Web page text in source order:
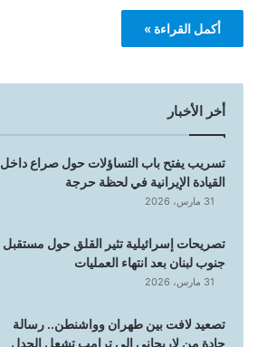
أكمل القراءة »
أخر الأخبار
تسريب يفتح باب التساؤلات حول صراع داخل
القيادة الإيرانية في لحظة حرجة
31 مارس، 2026
تصريحات إسرائيلية تثير القلق حول مستقبل
جنوب لبنان بعد انتهاء العمليات
31 مارس، 2026
تصعيد لافت بين طهران وواشنطن.. رسالة
حادة من لاريجاني إلى ترامب تشعل الجدل